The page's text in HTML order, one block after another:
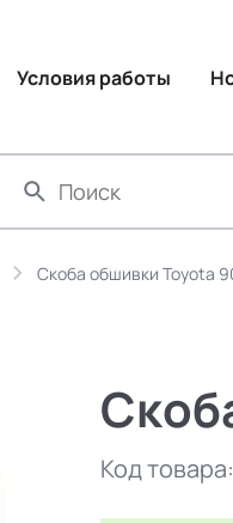
Условия работы
Скоба обшивки Toyota
Код